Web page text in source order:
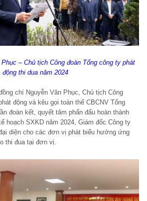
– Chủ tịch Công đoàn Tổng công ty phát
động thi dua năm 2024
chí Nguyễn Văn Phục, Chủ tịch Công
động và kêu gọi toàn thể CBCNV Tổng
đoàn kết, quyết tâm phấn đấu hoàn thành
hoạch SXKD năm 2024, Giám đốc Công ty
diện cho các đơn vị phát biểu hưởng ứng
thi đua tại đơn vị.